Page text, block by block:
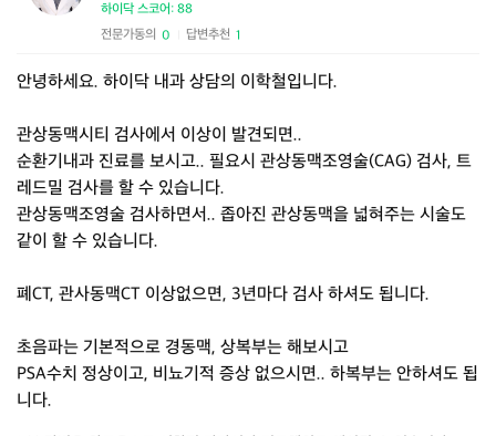
하이닥 스코어: 88
전문가동의 0 답변추천 1
안녕하세요. 하이닥 내과 상담의 이학철입니다.
관상동맥시티 검사에서 이상이 발견되면..
순환기내과 진료를 보시고.. 필요시 관상동맥조영술(CAG) 검사, 트
레드밀 검사를 할 수 있습니다.
관상동맥조영술 검사하면서.. 좁아진 관상동맥을 넓혀주는 시술도
같이 할 수 있습니다.
폐CT, 관사동맥CT 이상없으면, 3년마다 검사 하셔도 됩니다.
초음파는 기본적으로 경동맥, 상복부는 해보시고
PSA수치 정상이고, 비뇨기적 증상 없으시면.. 하복부는 안하셔도 됩
니다.